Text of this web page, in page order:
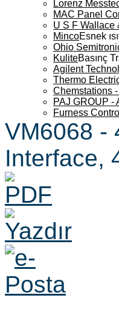
Lorenz
MAC Panel
U S F Wallace
MincoEsnek
Ohio
KuliteBasınç
Agilent
Thermo
Chemstations
PAJ GROUP -
Furness
VM6068 -
Interface,